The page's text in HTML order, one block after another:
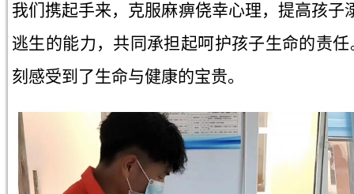
我们携起手来，克服麻痹侥幸心理，提高孩
逃生的能力，共同承担起呵护孩子生命的责
刻感受到了生命与健康的宝贵。